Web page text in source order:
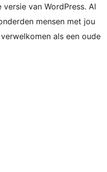
van WordPress. Al
mensen met jou
als een oude